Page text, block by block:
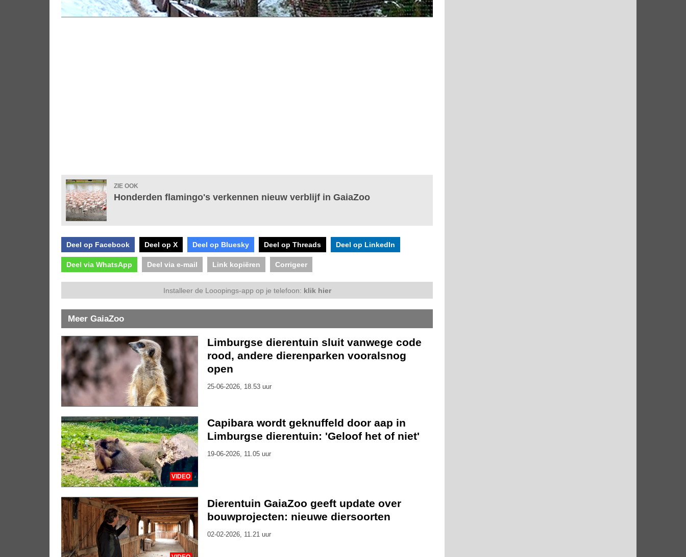
ZIE OOK
Honderden flamingo's verkennen nieuw verblijf in GaiaZoo
Deel op Facebook Deel op X Deel op Bluesky Deel op Threads Deel op LinkedIn
Deel via WhatsApp Deel via e-mail Link kopiëren Corrigeer
Installeer de Looopings-app op je telefoon: klik hier
Meer GaiaZoo
Limburgse dierentuin sluit vanwege code
rood, andere dierenparken vooralsnog
open
25-06-2026, 18.53 uur
VIDEO
Capibara wordt geknuffeld door aap in
Limburgse dierentuin: 'Geloof het of niet'
19-06-2026, 11.05 uur
Dierentuin GaiaZoo geeft update over
bouwprojecten: nieuwe diersoorten
02-02-2026, 11.21 uur